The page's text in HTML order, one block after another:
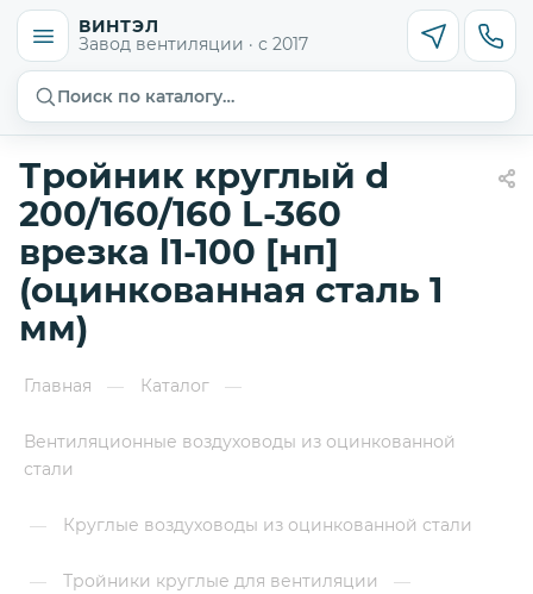
ВИНТЭЛ
Завод вентиляции · с 2017
Поиск по каталогу…
Тройник круглый d
200/160/160 L-360
врезка l1-100 [нп]
(оцинкованная сталь 1
мм)
Главная — Каталог —
Вентиляционные воздуховоды из оцинкованной
стали
— Круглые воздуховоды из оцинкованной стали
— Тройники круглые для вентиляции
—